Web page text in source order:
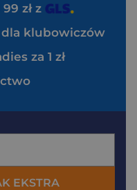
zł z
klubowiczów
za 1 zł
EKSTRA